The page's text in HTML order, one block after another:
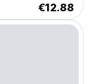
€12.88